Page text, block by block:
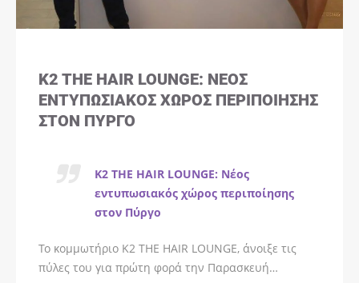
K2 THE HAIR LOUNGE: ΝΈΟΣ
ΕΝΤΥΠΩΣΙΑΚΌΣ ΧΏΡΟΣ ΠΕΡΙΠΟΊΗΣΗΣ
ΣΤΟΝ ΠΎΡΓΟ
K2 THE HAIR LOUNGE: Νέος
εντυπωσιακός χώρος περιποίησης
στον Πύργο
Το κομμωτήριο K2 THE HAIR LOUNGE, άνοιξε τις
πύλες του για πρώτη φορά την Παρασκευή…